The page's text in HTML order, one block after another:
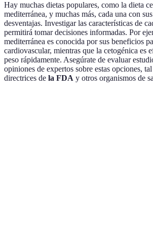
Hay muchas dietas populares, como la dieta
mediterránea, y muchas más, cada una con
desventajas. Investigar las características de
permitirá tomar decisiones informadas. Por
mediterránea es conocida por sus beneficios
cardiovascular, mientras que la cetogénica es
peso rápidamente. Asegúrate de evaluar
opiniones de expertos sobre estas opciones,
directrices de la FDA y otros organismos de